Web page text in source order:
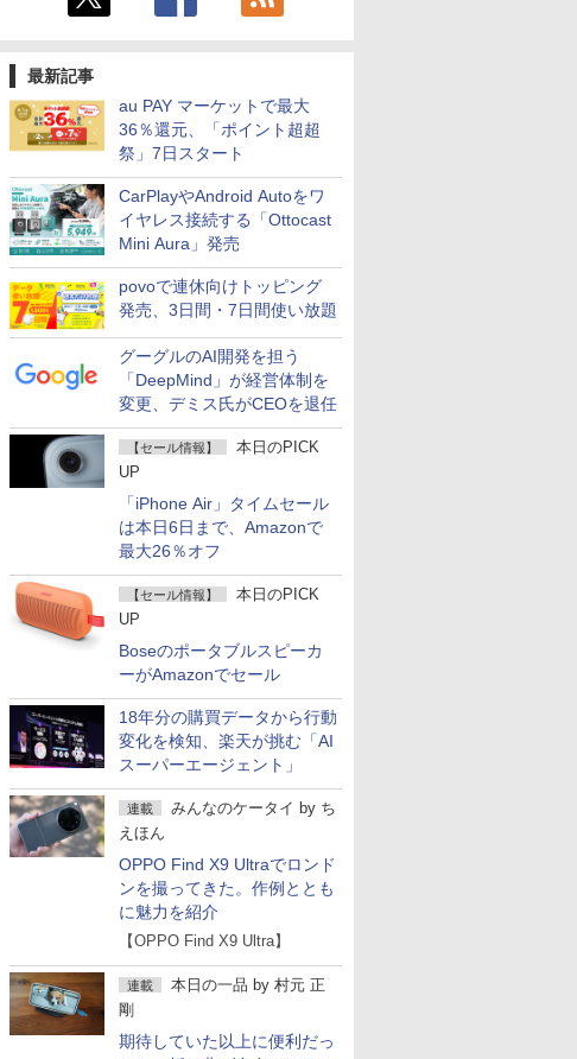
最新記事
au PAY マーケットで最大
36％還元、「ポイント超超
祭」7日スタート
CarPlayやAndroid Autoをワ
イヤレス接続する「Ottocast
Mini Aura」発売
povoで連休向けトッピング
発売、3日間・7日間使い放題
グーグルのAI開発を担う
「DeepMind」が経営体制を
変更、デミス氏がCEOを退任
【セール情報】
本日のPICK
UP
「iPhone Air」タイムセール
は本日6日まで、Amazonで
最大26％オフ
【セール情報】
本日のPICK
UP
Boseのポータブルスピーカ
ーがAmazonでセール
18年分の購買データから行動
変化を検知、楽天が挑む「AI
スーパーエージェント」
連載 みんなのケータイ by ち
えほん
OPPO Find X9 Ultraでロンド
ンを撮ってきた。作例ととも
に魅力を紹介
【OPPO Find X9 Ultra】
連載 本日の一品 by 村元 正
剛
期待していた以上に便利だっ